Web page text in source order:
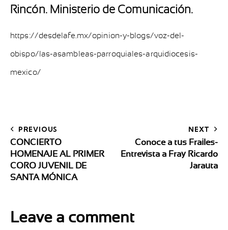
Rincón. Ministerio de Comunicación.
https://desdelafe.mx/opinion-y-blogs/voz-del-
obispo/las-asambleas-parroquiales-arquidiocesis-
mexico/
PREVIOUS
CONCIERTO
HOMENAJE AL PRIMER
CORO JUVENIL DE
SANTA MÓNICA
NEXT
Conoce a tus Frailes-
Entrevista a Fray Ricardo
Jarauta
Leave a comment